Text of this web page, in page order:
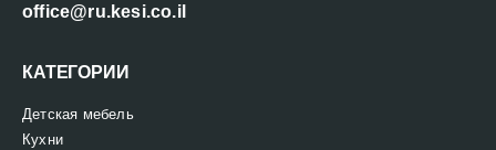
office@ru.kesi.co.il
КАТЕГОРИИ
Детская мебель
Кухни